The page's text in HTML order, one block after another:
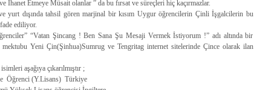
İhanet Etmeye Müsait olanlar ” da bu fırsat ve süreçleri hiç kaçırmazlar.
yurt dışında tahsil gören marjinal bir kısım Uygur öğrencilerin Çinli İşgalcilerin bu
ediliyor.
“Vatan Şincang ! Ben Sana Şu Mesaji Vermek İstiyorum !” adı altında bir
Yeni Çin(Şinhua)Sumrug ve Tengritag internet sitelerinde Çince olarak ilan
aşağıya çıkarılmıştır ;
Öğrenci (Y.Lisans) Türkiye